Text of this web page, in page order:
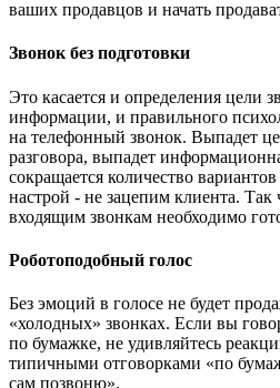
ваших продавцов и начать
Звонок без подготовки
Это касается и определения цели
информации, и правильного
на телефонный звонок. Выпадет
разговора, выпадет
сокращается количество
настрой - не зацепим клиента.
входящим звонкам необходимо
Роботоподобный голос
Без эмоций в голосе не будет
«холодных» звонках. Если вы
по бумажке, не удивляйтесь
типичными отговорками «по
сам позвоню».